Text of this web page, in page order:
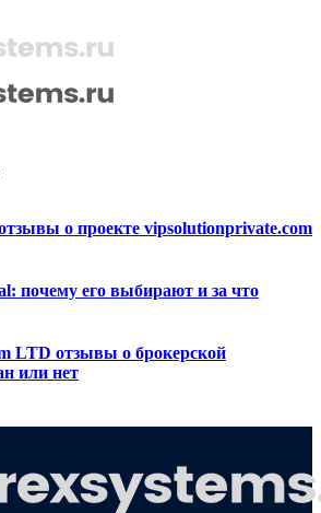
о проекте vipsolutionprivate.com
почему его выбирают и за что
LTD отзывы о брокерской
или нет